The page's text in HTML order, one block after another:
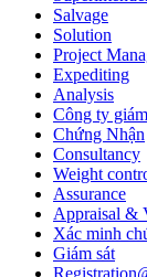
Salvage
Solution
Project
Expediting
Analysis
Công ty
Chứng Nhận
Consultancy
Weight
Assurance
Appraisal &
Xác minh
Giám sát